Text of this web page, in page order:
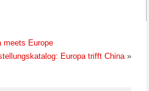
meets Europe
Europa trifft China»